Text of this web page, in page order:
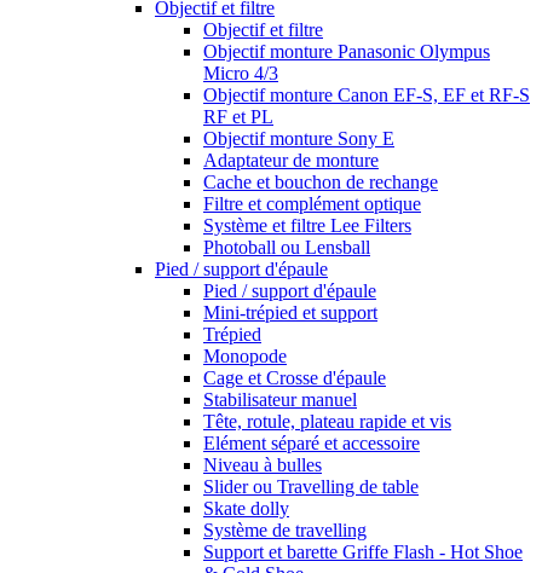
Objectif et filtre
Objectif et filtre
Objectif monture Panasonic Olympus
Micro 4/3
Objectif monture Canon EF-S, EF et RF-S
RF et PL
Objectif monture Sony E
Adaptateur de monture
Cache et bouchon de rechange
Filtre et complément optique
Système et filtre Lee Filters
Photoball ou Lensball
Pied / support d'épaule
Pied / support d'épaule
Mini-trépied et support
Trépied
Monopode
Cage et Crosse d'épaule
Stabilisateur manuel
Tête, rotule, plateau rapide et vis
Elément séparé et accessoire
Niveau à bulles
Slider ou Travelling de table
Skate dolly
Système de travelling
Support et barette Griffe Flash - Hot Shoe